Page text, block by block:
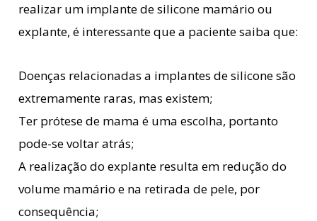
realizar um implante de silicone mamário ou
explante, é interessante que a paciente saiba que:
Doenças relacionadas a implantes de silicone são
extremamente raras, mas existem;
Ter prótese de mama é uma escolha, portanto
pode-se voltar atrás;
A realização do explante resulta em redução do
volume mamário e na retirada de pele, por
consequência;